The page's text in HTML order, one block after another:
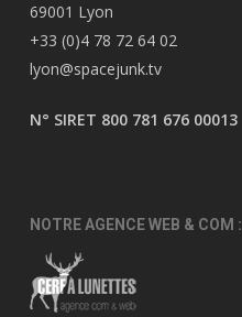
69001 Lyon
+33 (0)4 78 72 64 02
lyon@spacejunk.tv
N° SIRET 800 781 676 00013
NOTRE AGENCE WEB & COM :